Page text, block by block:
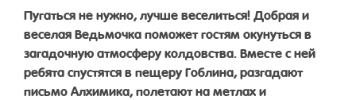
Пугаться не нужно, лучше веселиться! Добрая и
веселая Ведьмочка поможет гостям окунуться в
загадочную атмосферу колдовства. Вместе с ней
ребята спустятся в пещеру Гоблина, разгадают
письмо Алхимика, полетают на метлах и